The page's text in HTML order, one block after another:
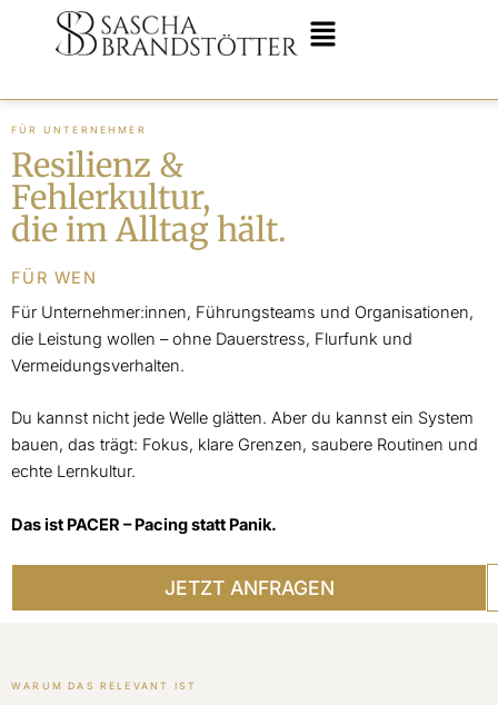
Menu
FÜR UNTERNEHMER
Resilienz &
Fehlerkultur,
die im Alltag hält.
FÜR WEN
Für Unternehmer:innen, Führungsteams und Organisationen,
die Leistung wollen – ohne Dauerstress, Flurfunk und
Vermeidungsverhalten.
Du kannst nicht jede Welle glätten. Aber du kannst ein System
bauen, das trägt: Fokus, klare Grenzen, saubere Routinen und
echte Lernkultur.
Das ist PACER – Pacing statt Panik.
JETZT ANFRAGEN
WARUM DAS RELEVANT IST